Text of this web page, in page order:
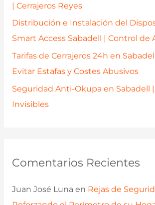
| Cerrajeros Reyes
Distribución e Instalación del
Smart Access Sabadell | Control de
Tarifas de Cerrajeros 24h en
Evitar Estafas y Costes Abusivos
Seguridad Anti-Okupa en Sabadell |
Invisibles
Comentarios Recientes
Juan José Luna en Rejas de